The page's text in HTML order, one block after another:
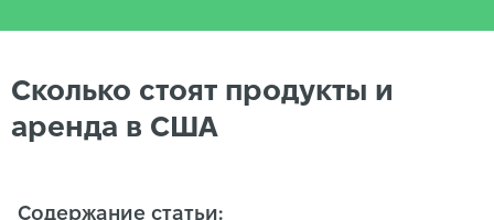
Сколько стоят продукты и
аренда в США
Содержание статьи: